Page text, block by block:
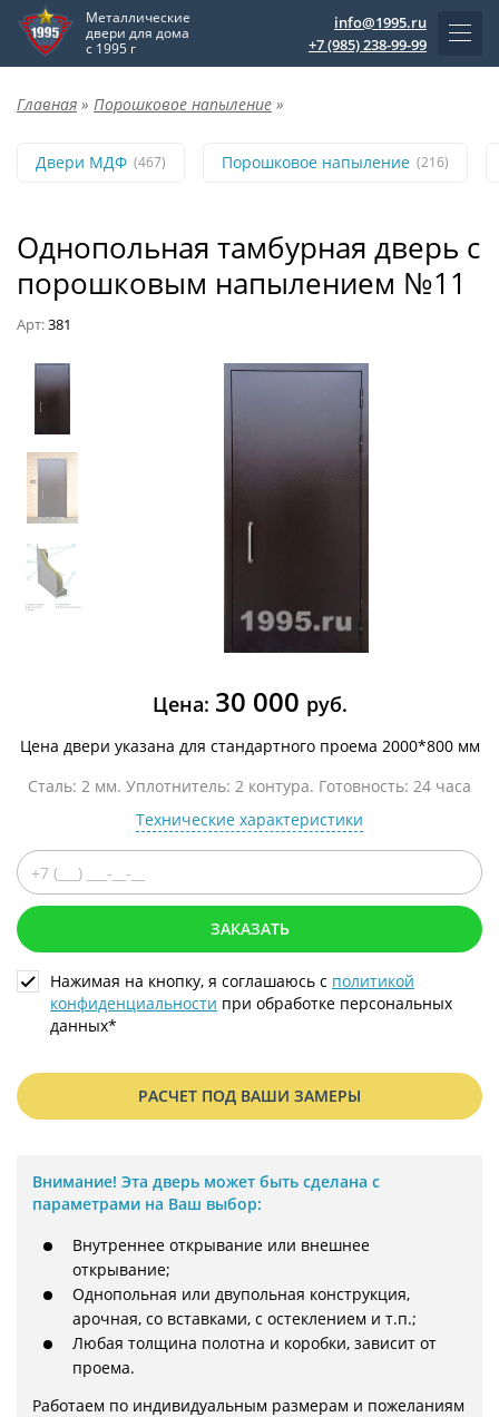
Металлические
двери для дома
с 1995 г
info@1995.ru
+7 (985) 238-99-99
Главная » Порошковое напыление »
Двери МДФ (467) Порошковое напыление (216)
Однопольная тамбурная дверь с
порошковым напылением №11
Арт:381
Цена: 30 000 руб.
Цена двери указана для стандартного проема 2000*800 мм
Сталь: 2 мм. Уплотнитель: 2 контура. Готовность: 24 часа
Технические характеристики
ЗАКАЗАТЬ
Нажимая на кнопку, я соглашаюсь с политикой
конфиденциальности при обработке персональных
данных*
РАСЧЕТ ПОД ВАШИ ЗАМЕРЫ
Внимание! Эта дверь может быть сделана с
параметрами на Ваш выбор:
Внутреннее открывание или внешнее
открывание;
Однопольная или двупольная конструкция,
арочная, со вставками, с остеклением и т.п.;
Любая толщина полотна и коробки, зависит от
проема.
Работаем по индивидуальным размерам и пожеланиям